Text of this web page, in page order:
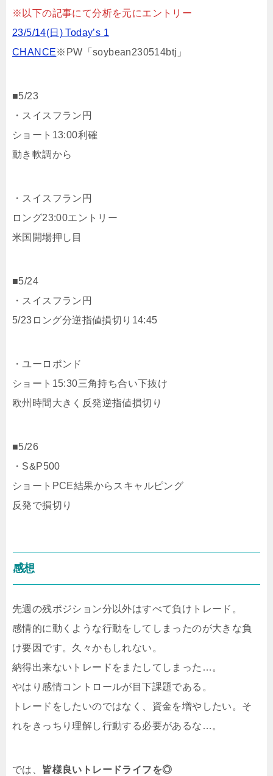
※以下の記事にて分析を元にエントリー
23/5/14(日) Today’s 1
CHANCE※PW「soybean230514btj」
■5/23
・スイスフラン円
ショート13:00利確
動き軟調から
・スイスフラン円
ロング23:00エントリー
米国開場押し目
■5/24
・スイスフラン円
5/23ロング分逆指値損切り14:45
・ユーロポンド
ショート15:30三角持ち合い下抜け
欧州時間大きく反発逆指値損切り
■5/26
・S&P500
ショートPCE結果からスキャルピング
反発で損切り
感想
先週の残ポジション分以外はすべて負けトレード。
感情的に動くような行動をしてしまったのが大きな負
け要因です。久々かもしれない。
納得出来ないトレードをまたしてしまった…。
やはり感情コントロールが目下課題である。
トレードをしたいのではなく、資金を増やしたい。そ
れをきっちり理解し行動する必要があるな…。
では、 皆様良いトレードライフを◎